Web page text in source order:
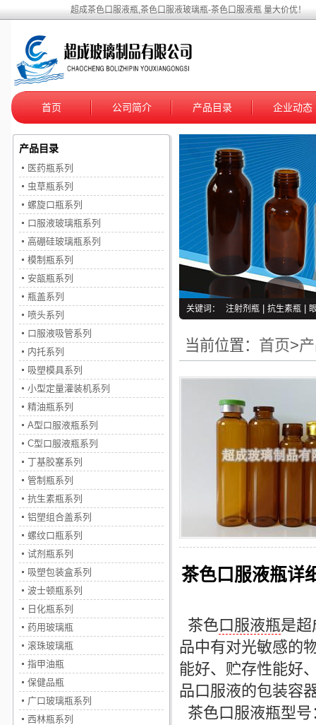
超成茶色口服液瓶,茶色口服液玻璃瓶-茶色口服液瓶 量大价优！
首页 公司简介 产品目录 企业动态
关键词： 注射剂瓶 抗生素瓶
当前位置： 首页>
茶色口服液瓶详
茶色口服液瓶是
品中有对光敏感的
能好、贮存性能好
品口服液的包装容
茶色口服液瓶型
产品目录
医药瓶系列
虫草瓶系列
螺旋口瓶系列
口服液玻璃瓶系列
高硼硅玻璃瓶系列
模制瓶系列
安瓿瓶系列
瓶盖系列
喷头系列
口服液吸管系列
内托系列
吸塑模具系列
小型定量灌装机系列
精油瓶系列
A型口服液瓶系列
C型口服液瓶系列
丁基胶塞系列
管制瓶系列
抗生素瓶系列
铝塑组合盖系列
螺纹口瓶系列
试剂瓶系列
吸塑包装盒系列
波士顿瓶系列
日化瓶系列
药用玻璃瓶
滚珠玻璃瓶
指甲油瓶
保健品瓶
广口玻璃瓶系列
西林瓶系列